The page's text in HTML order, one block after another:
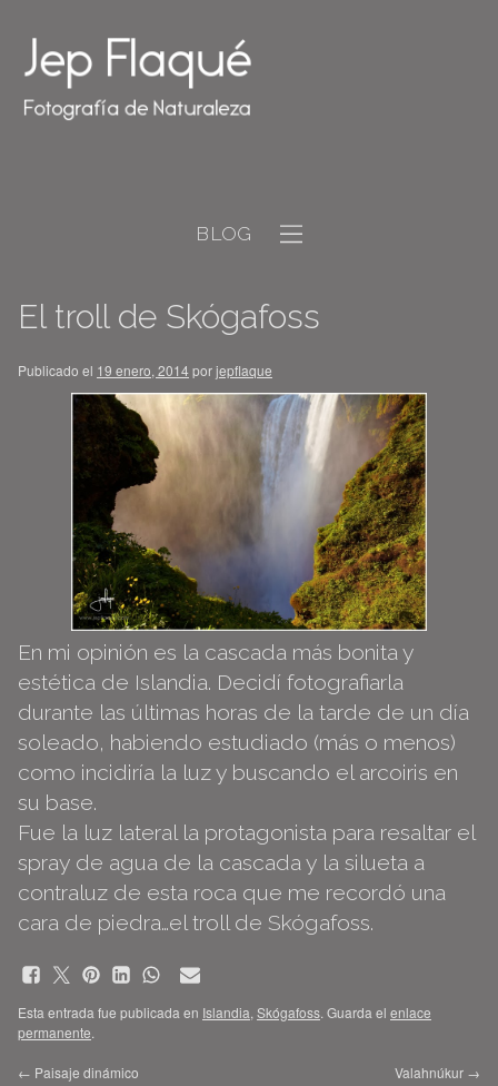
BLOG
El troll de Skógafoss
Publicado el 19 enero, 2014porjepflaque
En mi opinión es la cascada más bonita y
estética de Islandia. Decidí fotografiarla
durante las últimas horas de la tarde de un día
soleado, habiendo estudiado (más o menos)
como incidiría la luz y buscando elarcoiris en
su base.
Fue la luz lateral la protagonista para resaltar el
spray de agua de la cascada y la silueta a
contraluz de esta roca que me recordó una
cara de piedra…el troll de Skógafoss.
Esta entrada fue publicada en Islandia, Skógafoss. Guarda el enlace
permanente.
← Paisaje dinámico Valahnúkur →